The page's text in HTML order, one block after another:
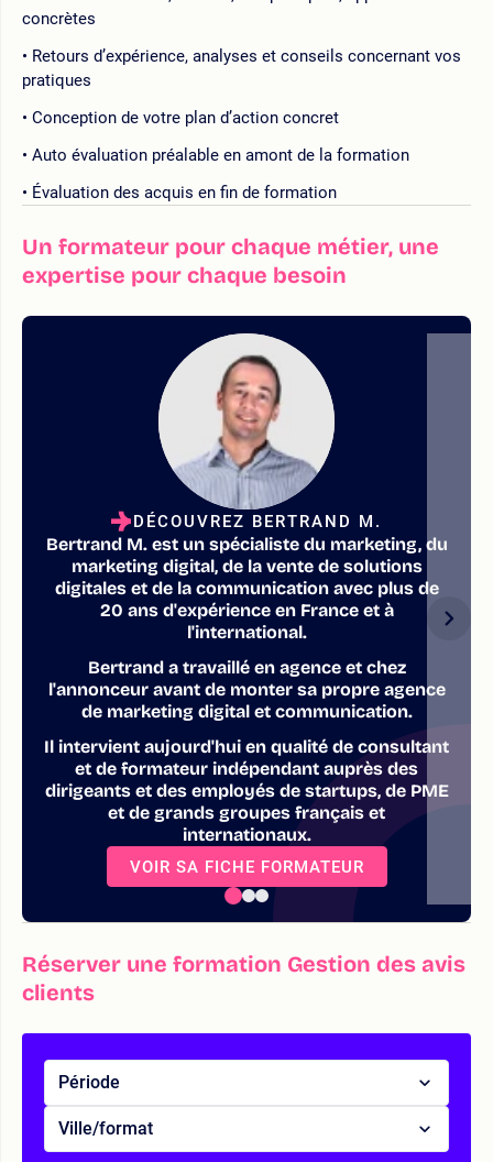
concrètes
Retours d’expérience, analyses et conseils concernant vos
pratiques
Conception de votre plan d’action concret
Auto évaluation préalable en amont de la formation
Évaluation des acquis en fin de formation
Un formateur pour chaque métier, une
expertise pour chaque besoin
DÉCOUVREZ BERTRAND M.
Bertrand M. est un spécialiste du marketing, du
marketing digital, de la vente de solutions
digitales et de la communication avec plus de
20 ans d'expérience en France et à
l'international.
Bertrand a travaillé en agence et chez
l'annonceur avant de monter sa propre agence
de marketing digital et communication.
Il intervient aujourd'hui en qualité de consultant
et de formateur indépendant auprès des
dirigeants et des employés de startups, de PME
et de grands groupes français et
internationaux.
VOIR SA FICHE FORMATEUR
Réserver une formation Gestion des avis
clients
Période
Ville/format